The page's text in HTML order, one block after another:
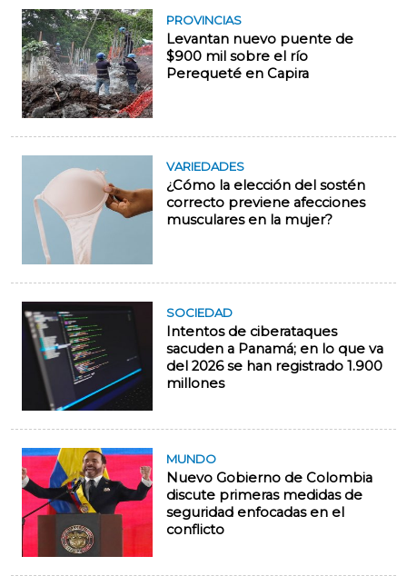
PROVINCIAS
Levantan nuevo puente de
$900 mil sobre el río
Perequeté en Capira
VARIEDADES
¿Cómo la elección del sostén
correcto previene afecciones
musculares en la mujer?
SOCIEDAD
Intentos de ciberataques
sacuden a Panamá; en lo que va
del 2026 se han registrado 1.900
millones
MUNDO
Nuevo Gobierno de Colombia
discute primeras medidas de
seguridad enfocadas en el
conflicto